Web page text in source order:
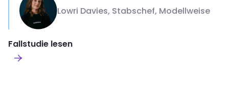
Lowri Davies, Stabschef, Modellweise
Fallstudie lesen